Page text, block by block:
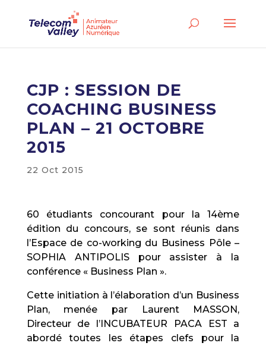
CJP : SESSION DE
COACHING BUSINESS
PLAN – 21 OCTOBRE
2015
22 Oct 2015
60 étudiants concourant pour la 14ème
édition du concours, se sont réunis dans
l’Espace de co-working du Business Pôle –
SOPHIA ANTIPOLIS pour assister à la
conférence « Business Plan ».
Cette initiation à l’élaboration d’un Business
Plan, menée par Laurent MASSON,
Directeur de l’INCUBATEUR PACA EST a
abordé toutes les étapes clefs pour la